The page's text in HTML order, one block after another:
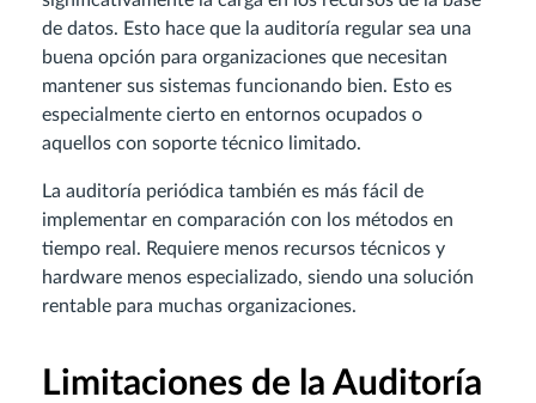
de datos. Esto hace que la auditoría regular sea una
buena opción para organizaciones que necesitan
mantener sus sistemas funcionando bien. Esto es
especialmente cierto en entornos ocupados o
aquellos con soporte técnico limitado.
La auditoría periódica también es más fácil de
implementar en comparación con los métodos en
tiempo real. Requiere menos recursos técnicos y
hardware menos especializado, siendo una solución
rentable para muchas organizaciones.
Limitaciones de la Auditoría